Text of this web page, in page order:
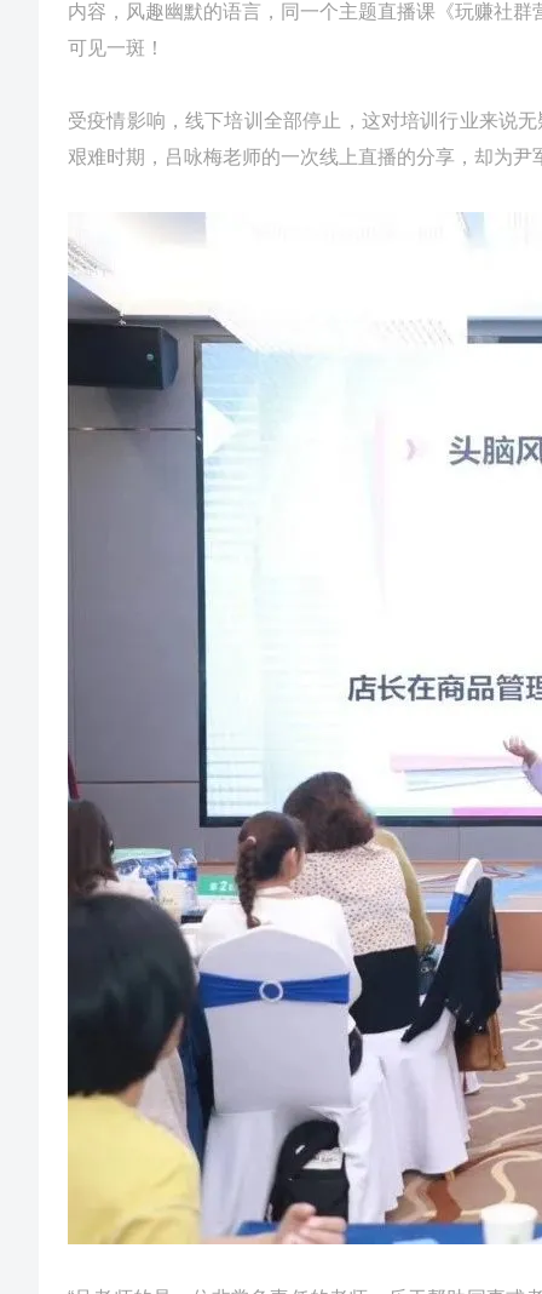
内容，风趣幽默的语言，同一个主题直播课《玩赚社
可见一斑！
受疫情影响，线下培训全部停止，这对培训行业来说
艰难时期，吕咏梅老师的一次线上直播的分享，却为尹